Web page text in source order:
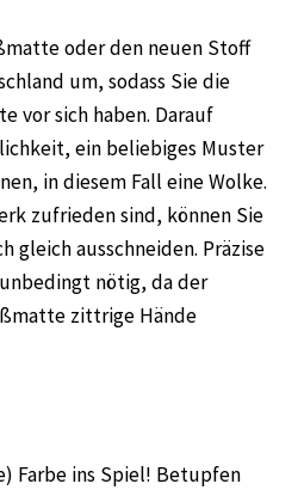
oder den neuen Stoff
um, sodass Sie die
vor sich haben. Darauf
ein beliebiges Muster
in diesem Fall eine Wolke.
zufrieden sind, können Sie
gleich ausschneiden. Präzise
nötig, da der
zittrige Hände
Farbe ins Spiel! Betupfen